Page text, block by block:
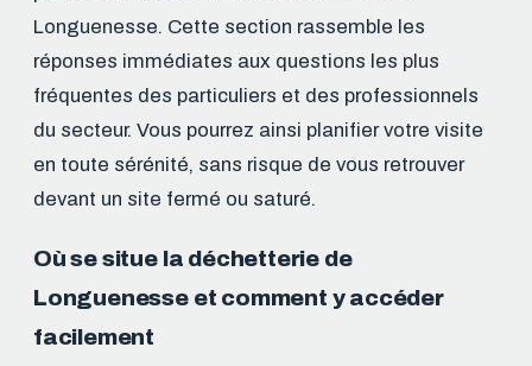
Longuenesse. Cette section rassemble les
réponses immédiates aux questions les plus
fréquentes des particuliers et des professionnels
du secteur. Vous pourrez ainsi planifier votre visite
en toute sérénité, sans risque de vous retrouver
devant un site fermé ou saturé.
Où se situe la déchetterie de
Longuenesse et comment y accéder
facilement